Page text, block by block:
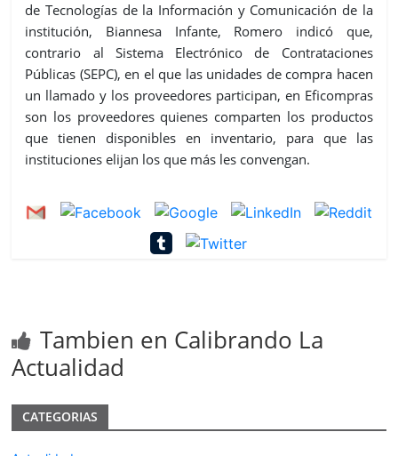
de Tecnologías de la Información y Comunicación de la
institución, Biannesa Infante, Romero indicó que,
contrario al Sistema Electrónico de Contrataciones
Públicas (SEPC), en el que las unidades de compra hacen
un llamado y los proveedores participan, en Eficompras
son los proveedores quienes comparten los productos
que tienen disponibles en inventario, para que las
instituciones elijan los que más les convengan.
Tambien en Calibrando La
Actualidad
CATEGORIAS